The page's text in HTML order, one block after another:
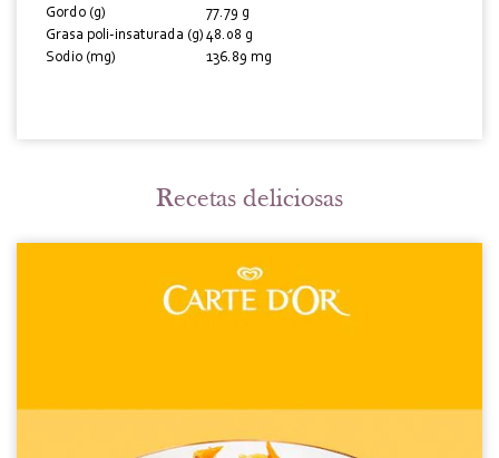
Gordo (g)
77.79 g
Grasa poli-insaturada (g) 48.08 g
Sodio (mg)
136.89 mg
Recetas deliciosas